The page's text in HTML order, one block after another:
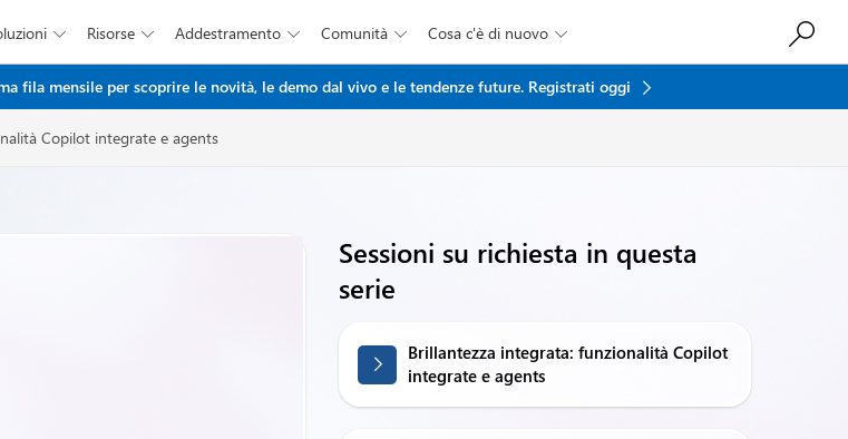
 Risorse  Addestramento  Comunità  Cosa c'è di nuovo 
fila mensile per scoprire le novità, le demo dal vivo e le tendenze future. Registrati oggi
Copilot integrate e agents
Sessioni su richiesta in questa
serie
Brillantezza integrata: funzionalità Copilot
integrate e agents